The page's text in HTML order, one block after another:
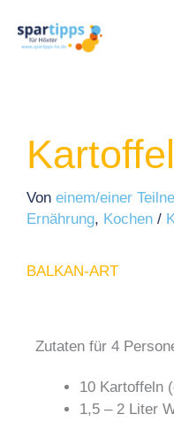
Inhalt
springen
Von einem/einer
Ernährung, Kochen /
BALKAN-ART
Zutaten für 4
10 Kartoffeln
1,5 – 2 Liter